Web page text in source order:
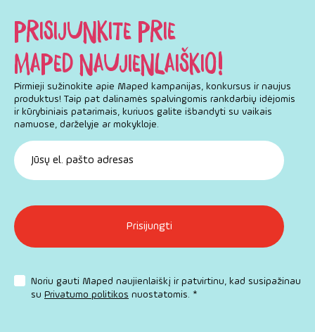
PRISIJUNKITE PRIE
MAPED NAUJIENLAIŠKIO!
Pirmieji sužinokite apie Maped kampanijas, konkursus ir naujus
produktus! Taip pat dalinamės spalvingomis rankdarbių idėjomis
ir kūrybiniais patarimais, kuriuos galite išbandyti su vaikais
namuose, darželyje ar mokykloje.
Noriu gauti Maped naujienlaiškį ir patvirtinu, kad susipažinau
su Privatumo politikos nuostatomis. *